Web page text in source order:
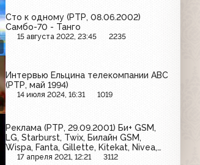
Сто к одному (РТР, 08.06.2002)
Самбо-70 - Танго
15 августа 2022, 23:45 2235
Интервью Ельцина телекомпании ABC
(РТР, май 1994)
14 июля 2024, 16:31 1019
Реклама (РТР, 29.09.2001) Би+ GSM,
LG, Starburst, Twix, Билайн GSM,
Wispa, Fanta, Gillette, Kitekat, Nivea,
M&M’s, McDonald's, Blend-a-Med,
17 апреля 2021, 12:21 3112